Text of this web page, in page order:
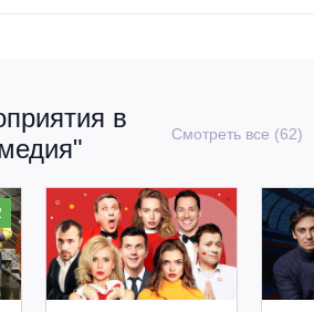
в
Смотреть все (62)